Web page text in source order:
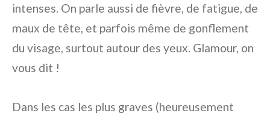
intenses. On parle aussi de fièvre, de fatigue, de
maux de tête, et parfois même de gonflement
du visage, surtout autour des yeux. Glamour, on
vous dit !
Dans les cas les plus graves (heureusement